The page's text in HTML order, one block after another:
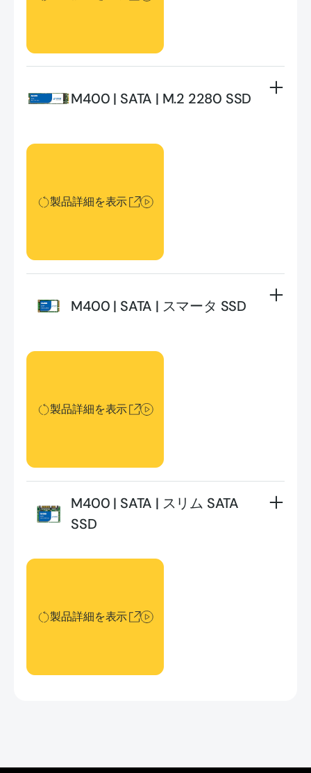
M400 | SATA | M.2 2280 SSD
製品詳細を表示
製品詳細を表示
M400 | SATA | スマータ SSD
製品詳細を表示
製品詳細を表示
M400 | SATA | スリム SATA
SSD
製品詳細を表示
製品詳細を表示